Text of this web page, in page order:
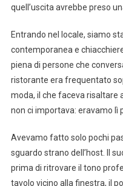
quell’uscita avrebbe preso
Entrando nel locale, siamo
contemporanea e
piena di persone che
ristorante era frequentato
moda, il che faceva risaltare
non ci importava: eravamo lì
Avevamo fatto solo pochi
sguardo strano dell’host. Il
prima di ritrovare il tono
tavolo vicino alla finestra, il